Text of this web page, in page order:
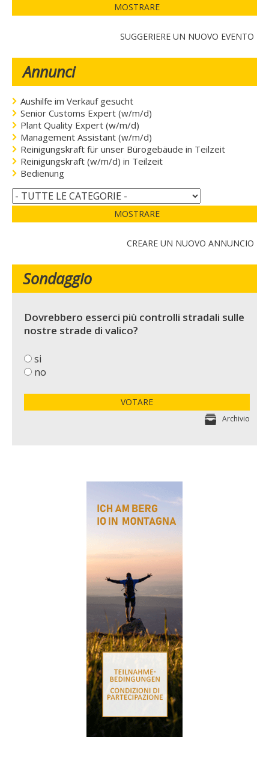
MOSTRARE
SUGGERIERE UN NUOVO EVENTO
Annunci
Aushilfe im Verkauf gesucht
Senior Customs Expert (w/m/d)
Plant Quality Expert (w/m/d)
Management Assistant (w/m/d)
Reinigungskraft für unser Bürogebäude in Teilzeit
Reinigungskraft (w/m/d) in Teilzeit
Bedienung
MOSTRARE
CREARE UN NUOVO ANNUNCIO
Sondaggio
Dovrebbero esserci più controlli stradali sulle
nostre strade di valico?
si
no
VOTARE
Archivio